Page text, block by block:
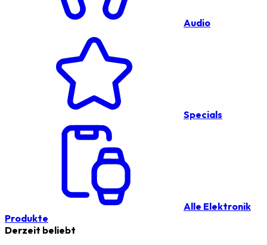
Audio
Specials
Alle Elektronik
Produkte
Derzeit beliebt